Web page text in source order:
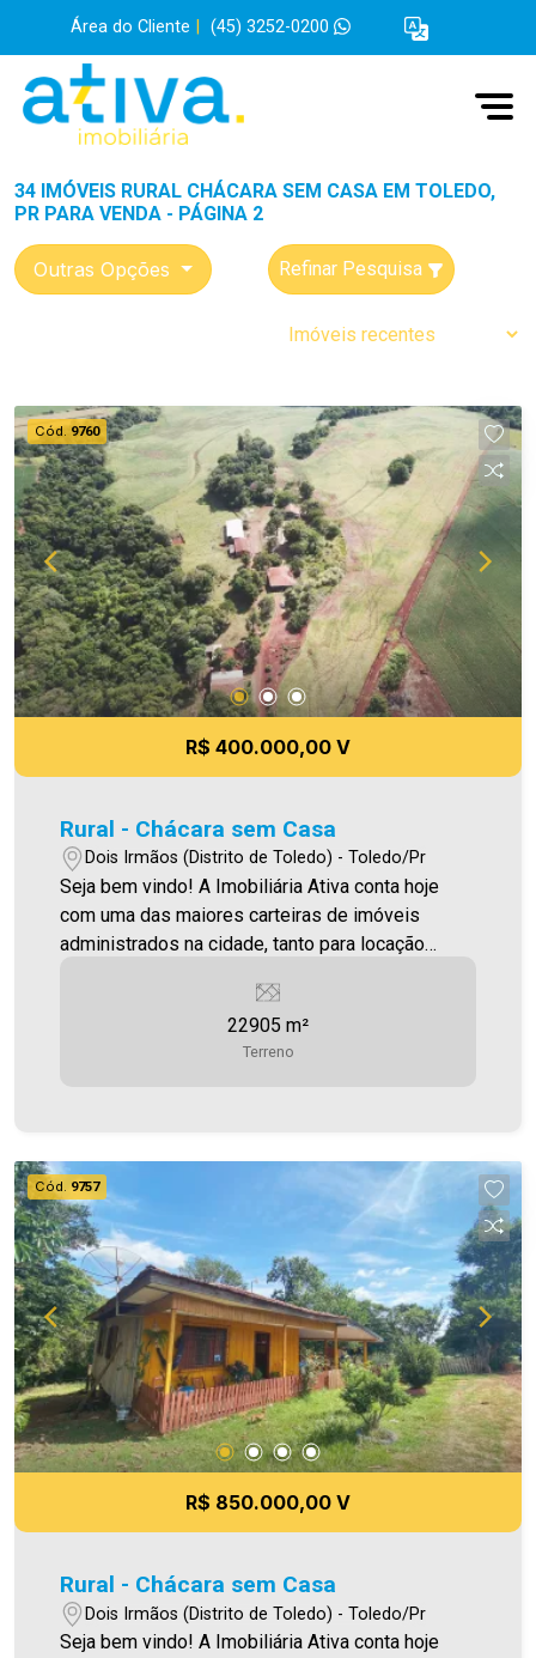
Área do Cliente (45) 3252-0200
34 IMÓVEIS RURAL CHÁCARA SEM CASA EM TOLEDO,
PR PARA VENDA - PÁGINA 2
Outras Opções Refinar Pesquisa
Cód.9760
R$ 400.000,00 V
Rural - Chácara sem Casa
Dois Irmãos (Distrito de Toledo) - Toledo/Pr
Seja bem vindo! A Imobiliária Ativa conta hoje
com uma das maiores carteiras de imóveis
administrados na cidade, tanto para locação
Aproveite essa oportunidade! Imobiliária Ativa,
22905 m²
Terreno
Cód. 9757
R$ 850.000,00 V
Rural - Chácara sem Casa
Dois Irmãos (Distrito de Toledo) - Toledo/Pr
Seja bem vindo! A Imobiliária Ativa conta hoje